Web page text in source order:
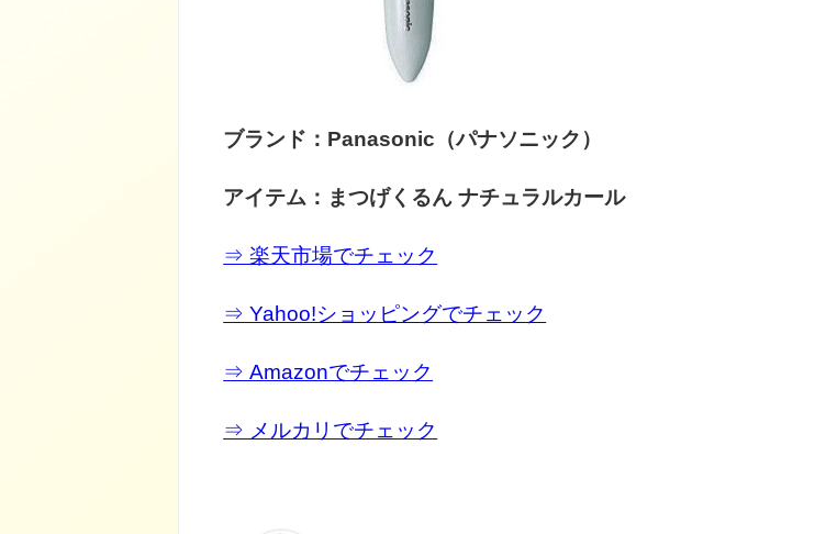
ブランド：Panasonic（パナソニック）
アイテム：まつげくるん ナチュラルカール
⇒ 楽天市場でチェック
⇒ Yahoo!ショッピングでチェック
⇒ Amazonでチェック
⇒ メルカリでチェック